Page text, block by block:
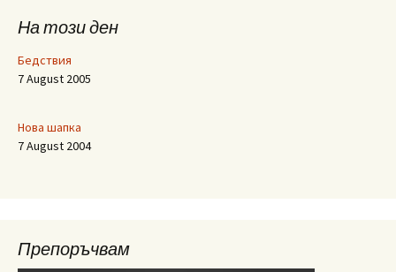
На този ден
Бедствия
7 August 2005
Нова шапка
7 August 2004
Препоръчвам